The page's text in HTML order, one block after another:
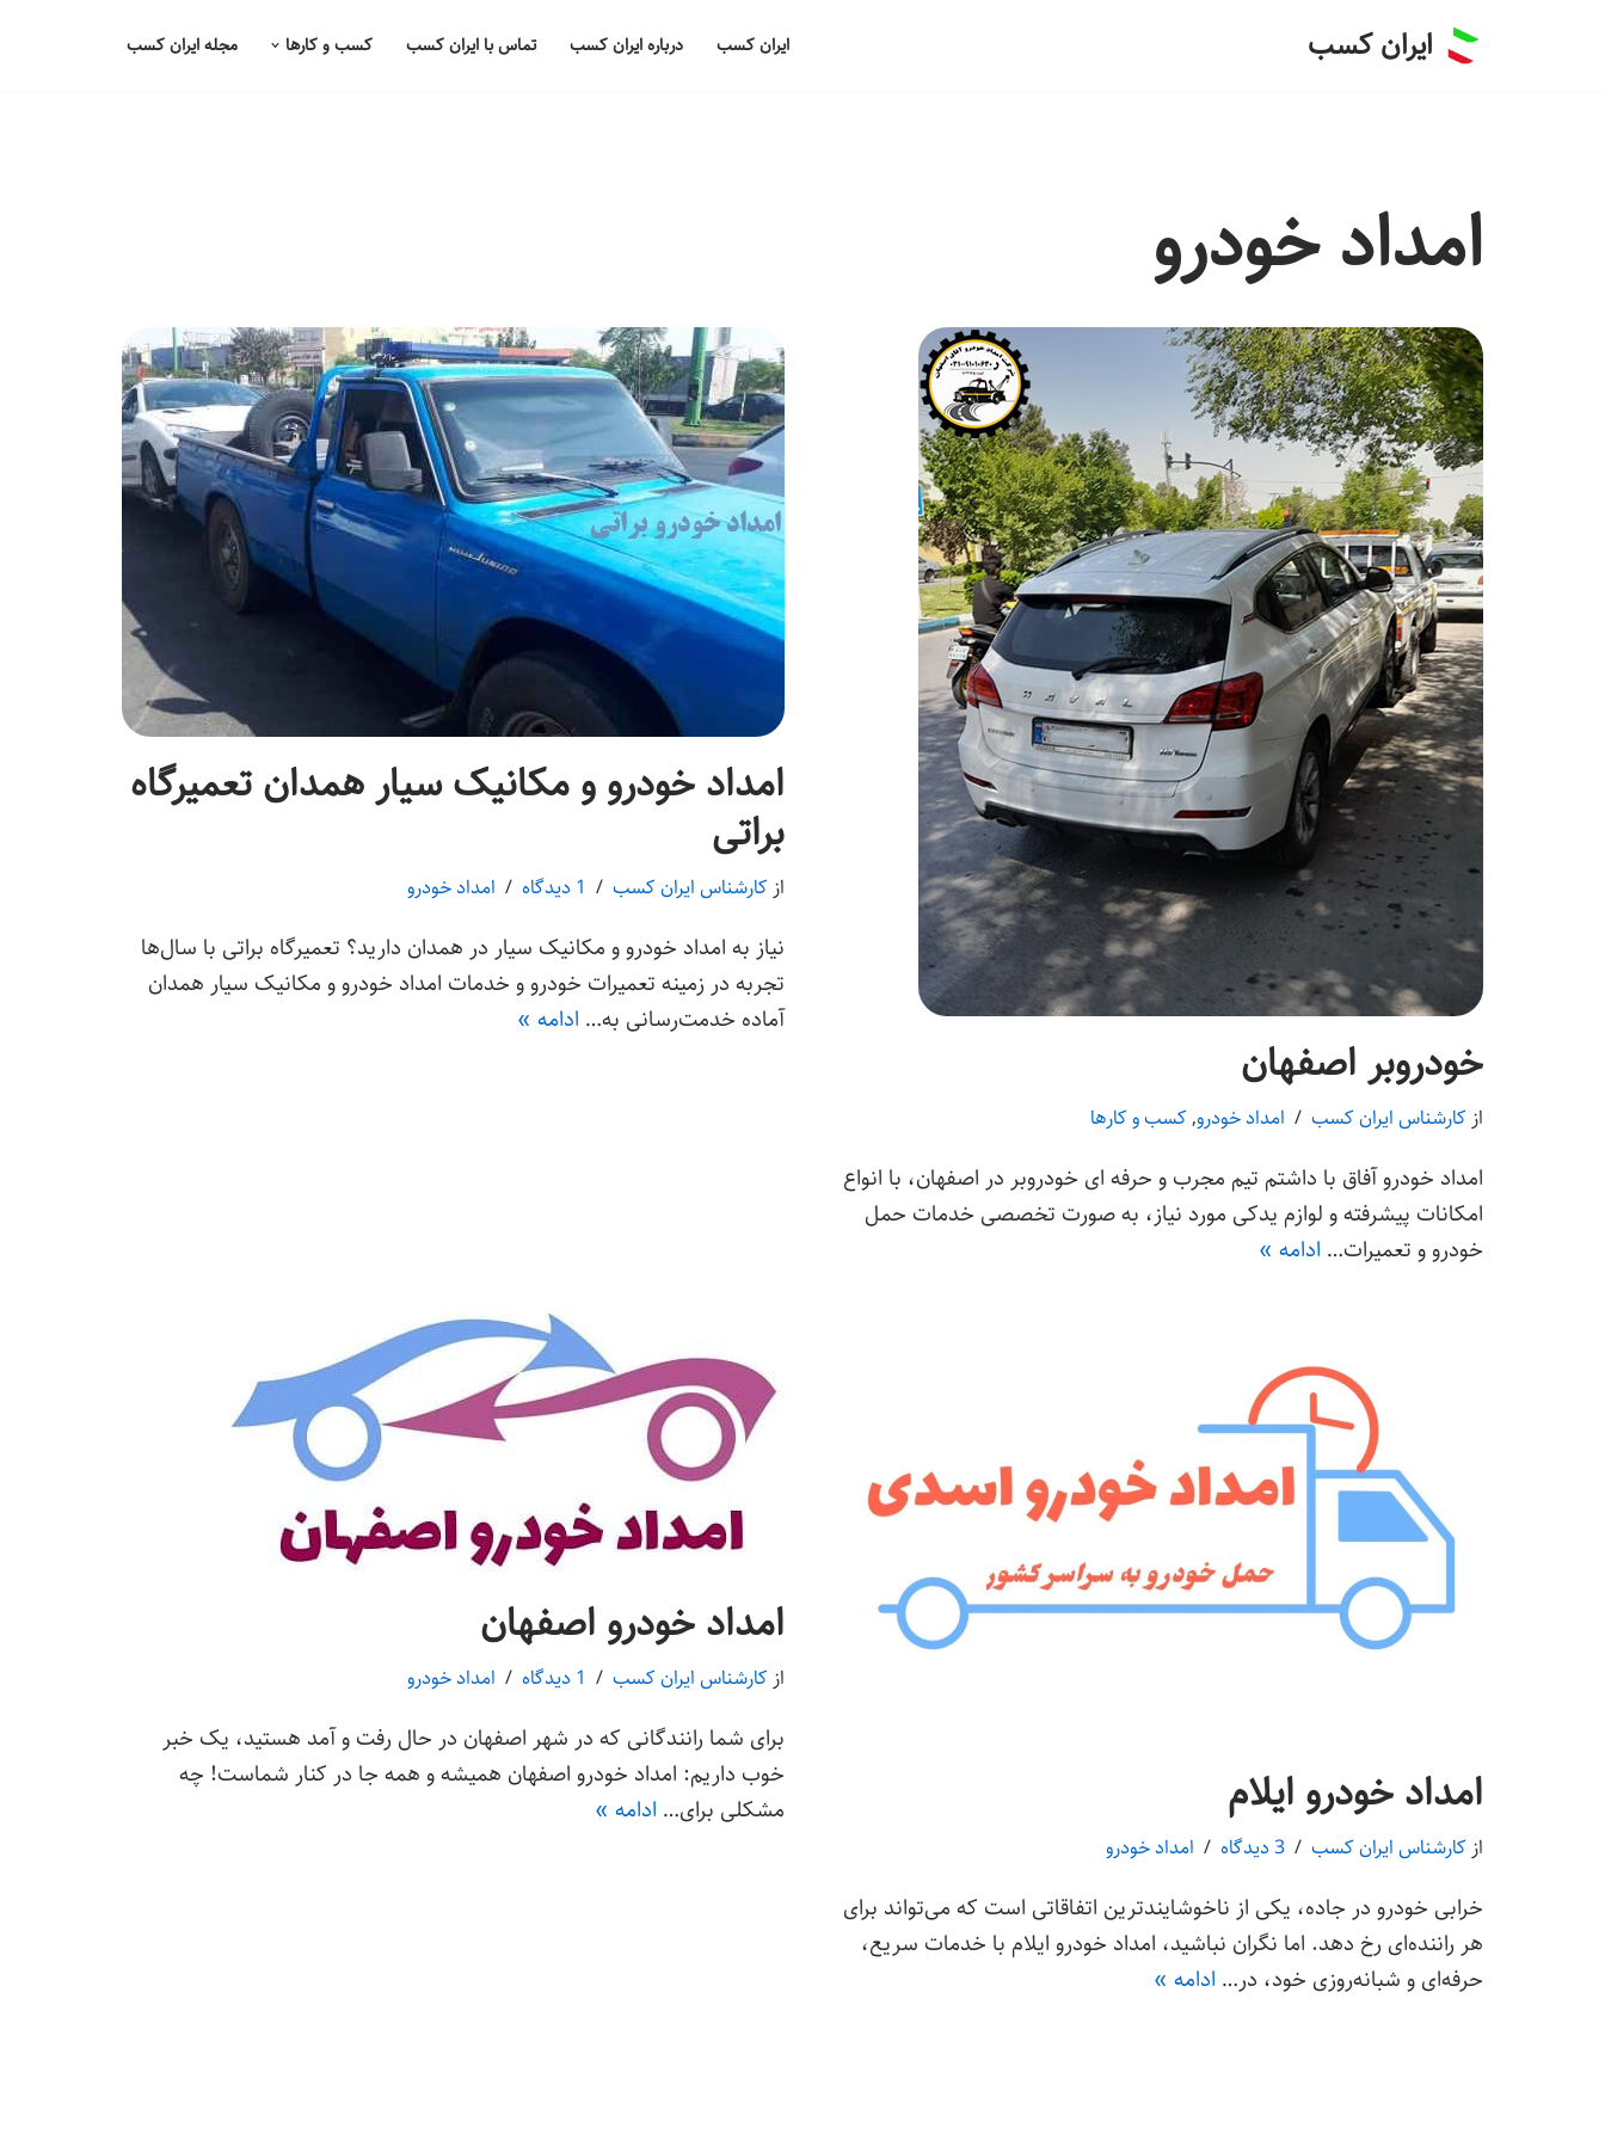
ایران کسب ایران کسب درباره ایران کسب تماس با ایران کسب کسب و کارها مجله ایران کسب
امداد خودرو
خودروبر اصفهان
از کارشناس ایران کسب امداد خودرو, کسب و کارها
امداد خودرو آفاق با داشتم تیم مجرب و حرفه ای خودروبر در اصفهان، با انواع
امکانات پیشرفته و لوازم یدکی مورد نیاز، به صورت تخصصی خدمات حمل
خودرو و تعمیرات… ادامه »
امداد خودرو و مکانیک سیار همدان تعمیرگاه
براتی
از کارشناس ایران کسب 1 دیدگاه امداد خودرو
نیاز به امداد خودرو و مکانیک سیار در همدان دارید؟ تعمیرگاه براتی با سال‌ها
تجربه در زمینه تعمیرات خودرو و خدمات امداد خودرو و مکانیک سیار همدان
آماده خدمت‌رسانی به… ادامه »
امداد خودرو ایلام
از کارشناس ایران کسب 3 دیدگاه امداد خودرو
خرابی خودرو در جاده، یکی از ناخوشایندترین اتفاقاتی است که می‌تواند برای
هر راننده‌ای رخ دهد. اما نگران نباشید، امداد خودرو ایلام با خدمات سریع،
حرفه‌ای و شبانه‌روزی خود، در… ادامه »
امداد خودرو اصفهان
از کارشناس ایران کسب 1 دیدگاه امداد خودرو
برای شما رانندگانی که در شهر اصفهان در حال رفت و آمد هستید، یک خبر
خوب داریم: امداد خودرو اصفهان همیشه و همه جا در کنار شماست! چه
مشکلی برای… ادامه »